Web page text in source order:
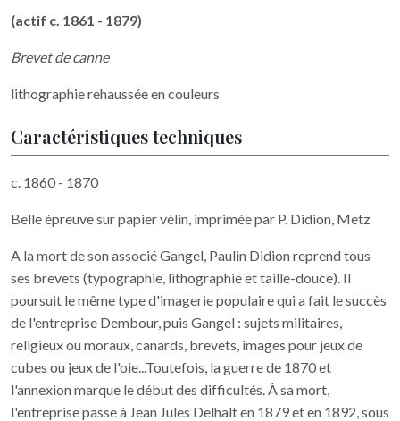
(actif c. 1861 - 1879)
Brevet de canne
lithographie rehaussée en couleurs
Caractéristiques techniques
c. 1860 - 1870
Belle épreuve sur papier vélin, imprimée par P. Didion, Metz
A la mort de son associé Gangel, Paulin Didion reprend tous
ses brevets (typographie, lithographie et taille-douce). Il
poursuit le même type d'imagerie populaire qui a fait le succès
de l'entreprise Dembour, puis Gangel : sujets militaires,
religieux ou moraux, canards, brevets, images pour jeux de
cubes ou jeux de l'oie...Toutefois, la guerre de 1870 et
l'annexion marque le début des difficultés. À sa mort,
l'entreprise passe à Jean Jules Delhalt en 1879 et en 1892, sous